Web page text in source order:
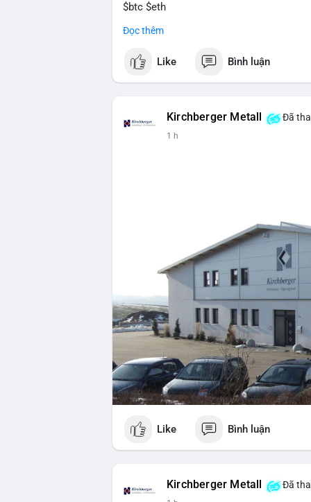
$btc $eth
#vlikevn
📰 Nguồn: Cointelegraph
Đọc thêm
Like Bình luận
Kirchberger Metall Đã
1 h
Like Bình luận
Kirchberger Metall Đã